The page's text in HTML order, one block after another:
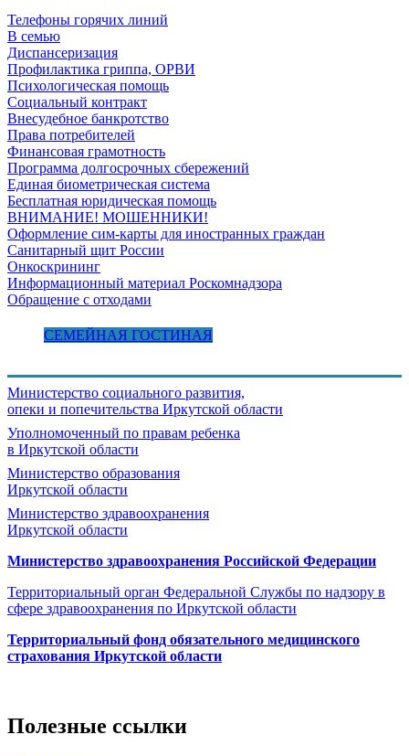
Телефоны горячих линий
В семью
Диспансеризация
Профилактика гриппа, ОРВИ
Психологическая помощь
Социальный контракт
Внесудебное банкротство
Права потребителей
Финансовая грамотность
Программа долгосрочных сбережений
Единая биометрическая система
Бесплатная юридическая помощь
ВНИМАНИЕ! МОШЕННИКИ!
Оформление сим-карты для иностранных граждан
Санитарный щит России
Онкоскрининг
Информационный материал Роскомнадзора
Обращение с отходами
СЕМЕЙНАЯ ГОСТИНАЯ
Министерство социального развития,
опеки и попечительства Иркутской области
Уполномоченный по правам ребенка
в Иркутской области
Министерство образования
Иркутской области
Министерство здравоохранения
Иркутской области
Министерство здравоохранения Росcийской Федерации
Территориальный орган Федеральной Службы по надзору в
сфере здравоохранения по Иркутской области
Территориальный фонд обязательного медицинского
страхования Иркутской области
Полезные ссылки